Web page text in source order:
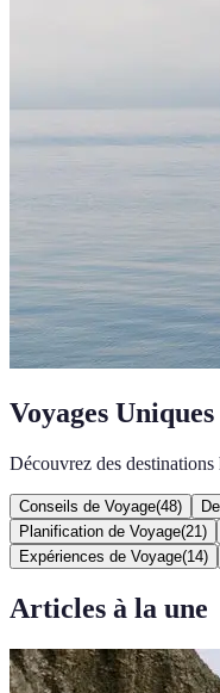
Voyages Uniques
Découvrez des
Conseils de Voyage(48)
Planification de Voyage(21 )
Expériences de Voyage(14)
Articles à la une